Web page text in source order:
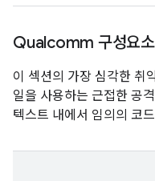
Qualcomm 구성요소
이 섹션의 가장 심각한 취
일을 사용하는 근접한 공
텍스트 내에서 임의의 코